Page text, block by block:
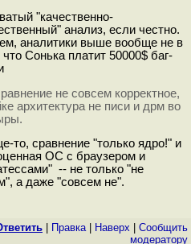
"качественно-
анализ, если честно.
аналитики выше вообще не в
что Сонька платит 50000$ баг-
не совсем корректное,
архитектура не писи и дрм во
то, сравнение "только ядро!" и
ОС с браузером и
-- не только "не
а даже "совсем не".
Правка| Наверх
Cообщить
модератору